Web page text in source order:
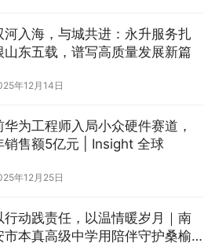
河入海，与城共进：永升服务扎
山东五载，谱写高质量发展新篇
年12月14日
华为工程师入局小众硬件赛道，
销售额5亿元 | Insight 全球
年12月25日
行动践责任，以温情暖岁月｜南
市本真高级中学用陪伴守护桑榆